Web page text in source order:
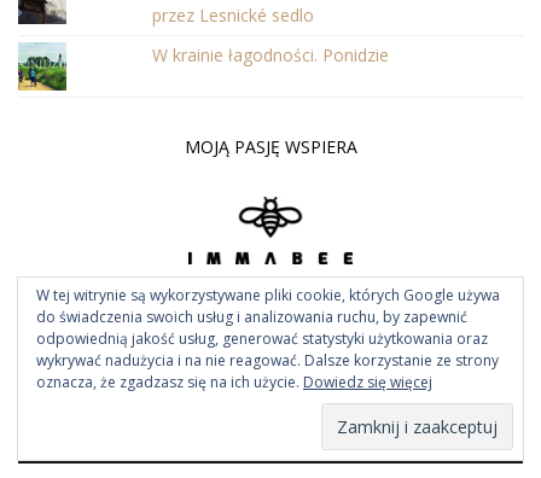
przez Lesnické sedlo
W krainie łagodności. Ponidzie
MOJĄ PASJĘ WSPIERA
W tej witrynie są wykorzystywane pliki cookie, których Google używa
do świadczenia swoich usług i analizowania ruchu, by zapewnić
odpowiednią jakość usług, generować statystyki użytkowania oraz
wykrywać nadużycia i na nie reagować. Dalsze korzystanie ze strony
oznacza, że zgadzasz się na ich użycie. Dowiedz się więcej